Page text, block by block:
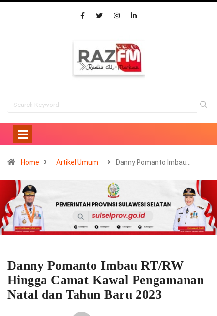
Home Artikel Umum Danny Pomanto Imbau…
Danny Pomanto Imbau RT/RW
Hingga Camat Kawal Pengamanan
Natal dan Tahun Baru 2023